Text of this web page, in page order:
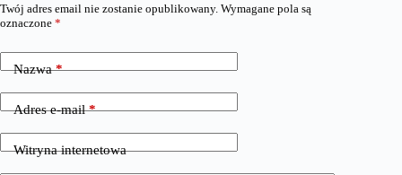
Twój adres email nie zostanie opublikowany. Wymagane pola są
oznaczone *
Nazwa*
Adres e-mail*
Witryna internetowa